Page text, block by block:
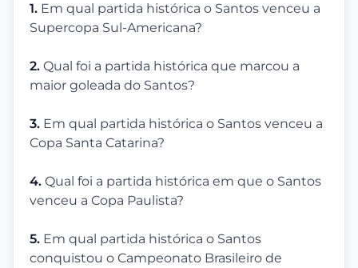
1. Em qual partida histórica o Santos venceu a
Supercopa Sul-Americana?
2. Qual foi a partida histórica que marcou a
maior goleada do Santos?
3. Em qual partida histórica o Santos venceu a
Copa Santa Catarina?
4. Qual foi a partida histórica em que o Santos
venceu a Copa Paulista?
5. Em qual partida histórica o Santos
conquistou o Campeonato Brasileiro de